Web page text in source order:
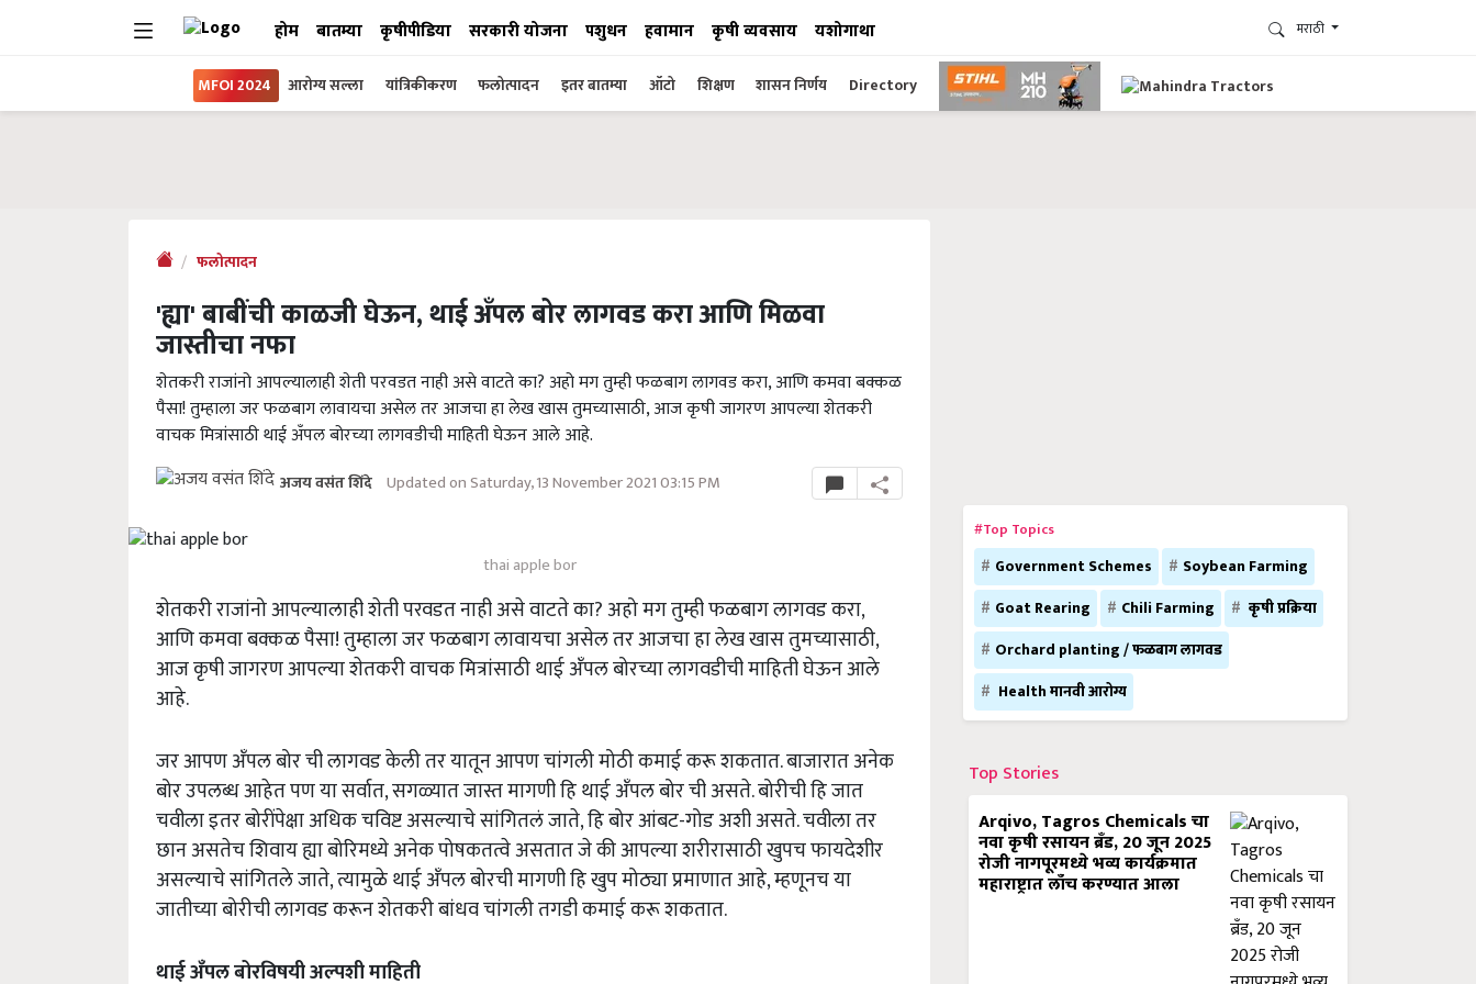
होम बातम्या कृषीपीडिया सरकारी योजना पशुधन हवामान कृषी व्यवसाय यशोगाथा मराठी
MFOI 2024 आरोग्य सल्ला यांत्रिकीकरण फलोत्पादन इतर बातम्या ऑटो शिक्षण शासन निर्णय Directory
फलोत्पादन
'ह्या' बाबींची काळजी घेऊन, थाई अँपल बोर लागवड करा आणि मिळवा
जास्तीचा नफा
शेतकरी राजांनो आपल्यालाही शेती परवडत नाही असे वाटते का? अहो मग तुम्ही फळबाग लागवड करा, आणि कमवा बक्कळ
पैसा! तुम्हाला जर फळबाग लावायचा असेल तर आजचा हा लेख खास तुमच्यासाठी, आज कृषी जागरण आपल्या शेतकरी
वाचक मित्रांसाठी थाई अँपल बोरच्या लागवडीची माहिती घेऊन आले आहे.
अजय वसंत शिंदे Updated on Saturday, 13 November 2021 03:15 PM
thai apple bor
शेतकरी राजांनो आपल्यालाही शेती परवडत नाही असे वाटते का? अहो मग तुम्ही फळबाग लागवड करा,
आणि कमवा बक्कळ पैसा! तुम्हाला जर फळबाग लावायचा असेल तर आजचा हा लेख खास तुमच्यासाठी,
आज कृषी जागरण आपल्या शेतकरी वाचक मित्रांसाठी थाई अँपल बोरच्या लागवडीची माहिती घेऊन आले
आहे.
जर आपण अँपल बोर ची लागवड केली तर यातून आपण चांगली मोठी कमाई करू शकतात. बाजारात अनेक
बोर उपलब्ध आहेत पण या सर्वात, सगळ्यात जास्त मागणी हि थाई अँपल बोर ची असते. बोरीची हि जात
चवीला इतर बोरींपेक्षा अधिक चविष्ट असल्याचे सांगितलं जाते, हि बोर आंबट-गोड अशी असते. चवीला तर
छान असतेच शिवाय ह्या बोरिमध्ये अनेक पोषकतत्वे असतात जे की आपल्या शरीरासाठी खुपच फायदेशीर
असल्याचे सांगितले जाते, त्यामुळे थाई अँपल बोरची मागणी हि खुप मोठ्या प्रमाणात आहे, म्हणूनच या
जातीच्या बोरीची लागवड करून शेतकरी बांधव चांगली तगडी कमाई करू शकतात.
थाईअँपलबोरविषयीअल्पशीमाहिती
#Top Topics
Government Schemes
Soybean Farming
Goat Rearing
Chili Farming
कृषी प्रक्रिया
Orchard planting / फळबाग लागवड
Health मानवी आरोग्य
Top Stories
Arqivo, Tagros Chemicals चा
नवा कृषी रसायन ब्रँड, 20 जून 2025
रोजी नागपूरमध्ये भव्य कार्यक्रमात
महाराष्ट्रात लाँच करण्यात आला